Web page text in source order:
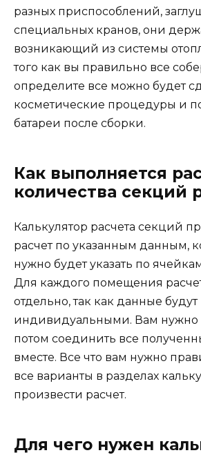
разных приспособлений,
специальных кранов, они
возникающий из системы
того как вы правильно все
определите все можно будет
косметические процедуры и
батареи после сборки.
Как выполняется
количества секций
Калькулятор расчета секций
расчет по указанным данным,
нужно будет указать по
Для каждого помещения
отдельно, так как данные будут
индивидуальными. Вам нужно
потом соединить все
вместе. Все что вам нужно
все варианты в разделах
произвести расчет.
Для чего нужен